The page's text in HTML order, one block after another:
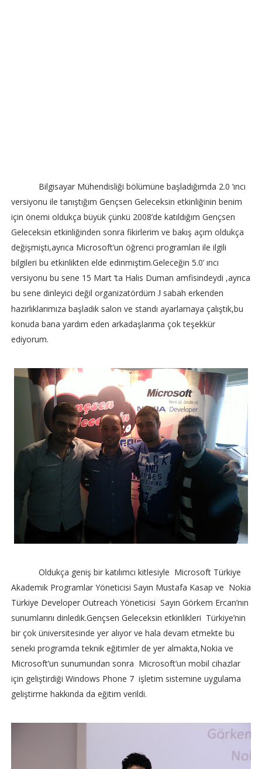
Bilgisayar Mühendisliği bölümüne başladığımda 2.0 ‘ıncı
versiyonu ile tanıştığım Gençsen Geleceksin etkinliğinin benim
için önemi oldukça büyük çünkü 2008’de katıldığım Gençsen
Geleceksin etkinliğinden sonra fikirlerim ve bakış açım oldukça
değişmişti,ayrıca Microsoft’un öğrenci programları ile ilgili
bilgileri bu etkinlikten elde edinmiştim.Geleceğin 5.0’ ıncı
versiyonu bu sene 15 Mart ‘ta Halis Duman amfisindeydi ,ayrıca
bu sene dinleyici değil organizatördüm Jsabah erkenden
hazırlıklarımıza başladık salon ve standı ayarlamaya çalıştık,bu
konuda bana yardım eden arkadaşlarıma çok teşekkür
ediyorum.
Oldukça geniş bir katılımcı kitlesiyle Microsoft Türkiye
Akademik Programlar Yöneticisi Sayın Mustafa Kasap ve Nokia
Türkiye Developer Outreach Yöneticisi Sayın Görkem Ercan’nın
sunumlarını dinledik.Gençsen Geleceksin etkinlikleri Türkiye’nin
bir çok üniversitesinde yer alıyor ve hala devam etmekte bu
seneki programda teknik eğitimler de yer almakta,Nokia ve
Microsoft’un sunumundan sonra Microsoft’un mobil cihazlar
için geliştirdiği Windows Phone 7 işletim sistemine uygulama
geliştirme hakkında da eğitim verildi.